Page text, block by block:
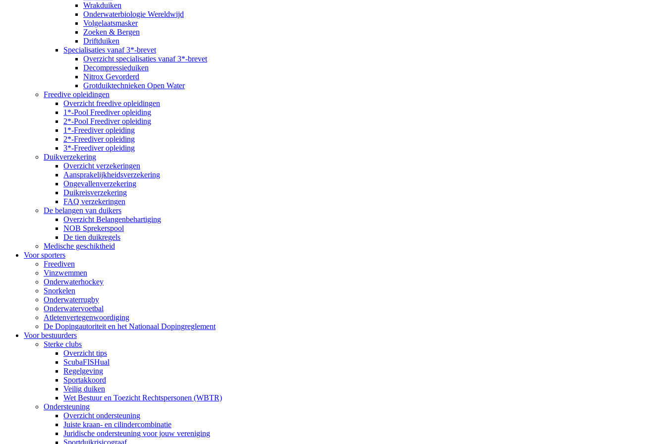
Wrakduiken
Onderwaterbiologie Wereldwijd
Volgelaatsmasker
Zoeken & Bergen
Driftduiken
Specialisaties vanaf 3*-brevet
Overzicht specialisaties vanaf 3*-brevet
Decompressieduiken
Nitrox Gevorderd
Grotduiktechnieken Open Water
Freedive opleidingen
Overzicht freedive opleidingen
1*-Pool Freediver opleiding
2*-Pool Freediver opleiding
1*-Freediver opleiding
2*-Freediver opleiding
3*-Freediver opleiding
Duikverzekering
Overzicht verzekeringen
Aansprakelijkheidsverzekering
Ongevallenverzekering
Duikreisverzekering
FAQ verzekeringen
De belangen van duikers
Overzicht Belangenbehartiging
NOB Sprekerspool
De tien duikregels
Medische geschiktheid
Voor sporters
Freediven
Vinzwemmen
Onderwaterhockey
Snorkelen
Onderwaterrugby
Onderwatervoetbal
Atletenvertegenwoordiging
De Dopingautoriteit en het Nationaal Dopingreglement
Voor bestuurders
Sterke clubs
Overzicht tips
ScubaFISHual
Regelgeving
Sportakkoord
Veilig duiken
Wet Bestuur en Toezicht Rechtspersonen (WBTR)
Ondersteuning
Overzicht ondersteuning
Juiste kraan- en cilindercombinatie
Juridische ondersteuning voor jouw vereniging
Sportduikrisicograaf